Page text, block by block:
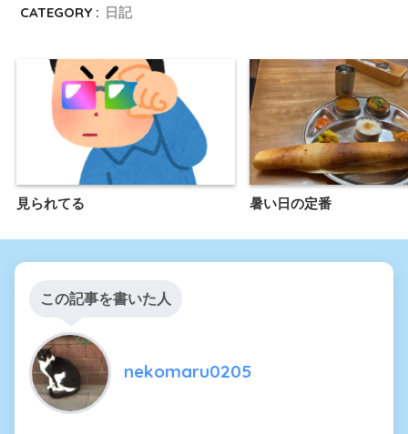
CATEGORY : 日記
見られてる 暑い日の定番
この記事を書いた人
nekomaru0205